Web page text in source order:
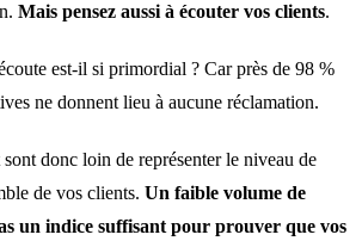
Mais pensez aussi à écouter vos clients.
est-il si primordial ? Car près de 98 %
ne donnent lieu à aucune réclamation.
donc loin de représenter le niveau de
de vos clients. Un faible volume de
un indice suffisant pour prouver que vos